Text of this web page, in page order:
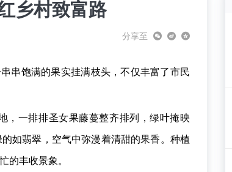
乡村致富路
分享至
串饱满的果实挂满枝头，不仅丰富了市民
，一排排圣女果藤蔓整齐排列，绿叶掩映
如翡翠，空气中弥漫着清甜的果香。种植
的丰收景象。